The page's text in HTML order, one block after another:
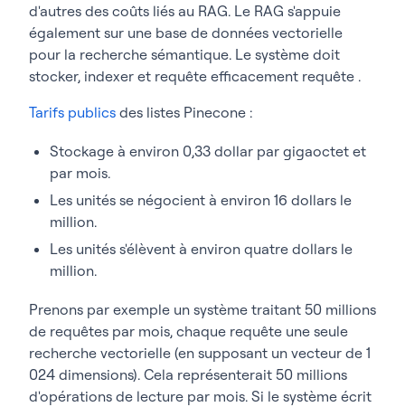
d'autres des coûts liés au RAG. Le RAG s'appuie
également sur une base de données vectorielle
pour la recherche sémantique. Le système doit
stocker, indexer et requête efficacement requête .
Tarifs publics des listes Pinecone :
Stockage à environ 0,33 dollar par gigaoctet et
par mois.
Les unités se négocient à environ 16 dollars le
million.
Les unités s'élèvent à environ quatre dollars le
million.
Prenons par exemple un système traitant 50 millions
de requêtes par mois, chaque requête une seule
recherche vectorielle (en supposant un vecteur de 1
024 dimensions). Cela représenterait 50 millions
d'opérations de lecture par mois. Si le système écrit